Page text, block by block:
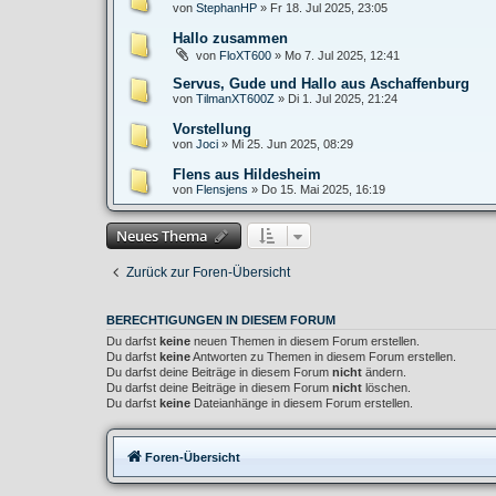
von StephanHP » Fr 18. Jul 2025, 23:05
Hallo zusammen
von FloXT600 » Mo 7. Jul 2025, 12:41
Servus, Gude und Hallo aus Aschaffenburg
von TilmanXT600Z » Di 1. Jul 2025, 21:24
Vorstellung
von Joci » Mi 25. Jun 2025, 08:29
Flens aus Hildesheim
von Flensjens » Do 15. Mai 2025, 16:19
Neues Thema
Zurück zur Foren-Übersicht
BERECHTIGUNGEN IN DIESEM FORUM
Du darfst keine neuen Themen in diesem Forum erstellen.
Du darfst keineAntworten zu Themen in diesem Forum erstellen.
Du darfst deine Beiträge in diesem Forum nicht ändern.
Du darfst deine Beiträge in diesem Forum nicht löschen.
Du darfst keine Dateianhänge in diesem Forum erstellen.
Foren-Übersicht